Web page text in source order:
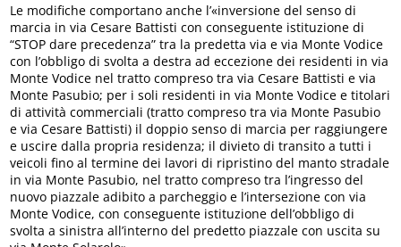
Le modifiche comportano anche l’«inversione del senso di
marcia in via Cesare Battisti con conseguente istituzione di
“STOP dare precedenza” tra la predetta via e via Monte Vodice
con l’obbligo di svolta a destra ad eccezione dei residenti in via
Monte Vodice nel tratto compreso tra via Cesare Battisti e via
Monte Pasubio; per i soli residenti in via Monte Vodice e titolari
di attività commerciali (tratto compreso tra via Monte Pasubio
e via Cesare Battisti) il doppio senso di marcia per raggiungere
e uscire dalla propria residenza; il divieto di transito a tutti i
veicoli fino al termine dei lavori di ripristino del manto stradale
in via Monte Pasubio, nel tratto compreso tra l’ingresso del
nuovo piazzale adibito a parcheggio e l’intersezione con via
Monte Vodice, con conseguente istituzione dell’obbligo di
svolta a sinistra all’interno del predetto piazzale con uscita su